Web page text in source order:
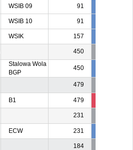
WSIB 09 91
WSIB 10 91
WSIK 157
450
Stalowa Wola
BGP
450
479
B1 479
231
ECW 231
184